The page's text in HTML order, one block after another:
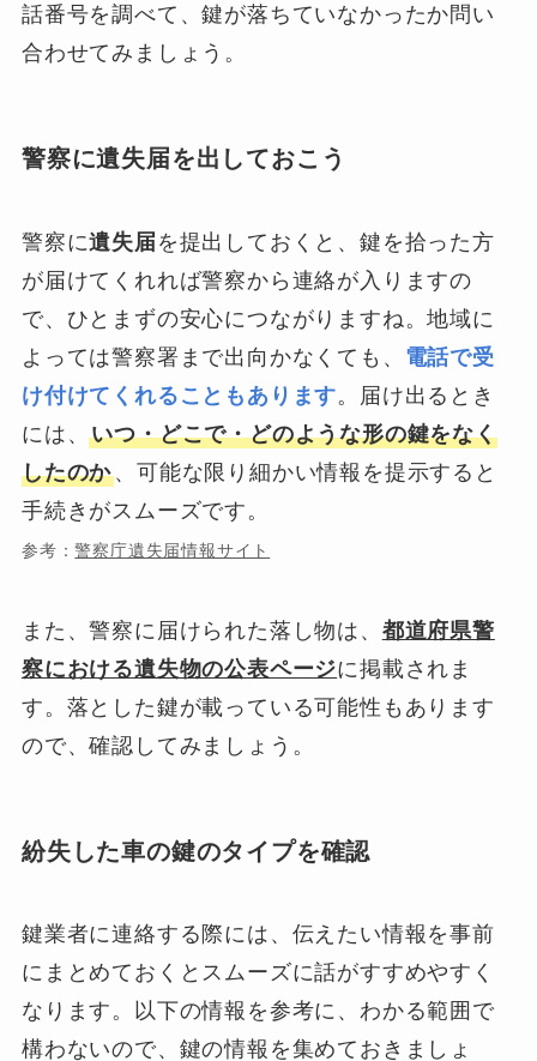
話番号を調べて、鍵が落ちていなかったか問い
合わせてみましょう。
警察に遺失届を出しておこう
警察に遺失届 を提出しておくと、鍵を拾った方
が届けてくれれば警察から連絡が入りますの
で、ひとまずの安心につながりますね。地域に
よっては警察署まで出向かなくても、 電話で受
け付けてくれることもあります。届け出るとき
には、いつ・どこで・どのような形の鍵をなく
したのか、可能な限り細かい情報を提示すると
手続きがスムーズです。
参考：警察庁遺失届情報サイト
また、警察に届けられた落し物は、 都道府県警
察における遺失物の公表ページに掲載されま
す。落とした鍵が載っている可能性もあります
ので、確認してみましょう。
紛失した車の鍵のタイプを確認
鍵業者に連絡する際には、伝えたい情報を事前
にまとめておくとスムーズに話がすすめやすく
なります。以下の情報を参考に、わかる範囲で
構わないので、鍵の情報を集めておきましょ